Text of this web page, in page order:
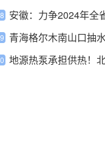
后含“氢”量遭质疑
趋势
安徽：力争2024年全
储能产业营业收入增
青海格尔木南山口抽
段性进展
地源热泵承担供热！